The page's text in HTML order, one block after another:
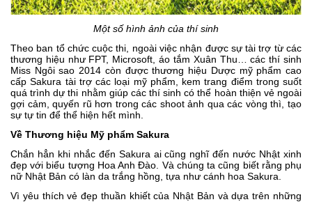
Một số hình ảnh của thí sinh
Theo ban tổ chức cuộc thi, ngoài việc nhận được sự tài trợ từ các
thương hiệu như FPT, Microsoft, áo tắm Xuân Thu… các thí sinh
Miss Ngôi sao 2014 còn được thương hiệu Dược mỹ phẩm cao
cấp Sakura tài trợ các loại mỹ phẩm, kem trang điểm trong suốt
quá trình dự thi nhằm giúp các thí sinh có thể hoàn thiện vẻ ngoài
gợi cảm, quyến rũ hơn trong các shoot ảnh qua các vòng thì, tạo
sự tự tin để thể hiện hết mình.
Về Thương hiệu Mỹ phẩm Sakura
Chắn hẳn khi nhắc đến Sakura ai cũng nghĩ đến nước Nhật xinh
đẹp với biểu tượng Hoa Anh Đào. Và chúng ta cũng biết rằng phụ
nữ Nhật Bản có làn da trắng hồng, tựa như cánh hoa Sakura.
Vì yêu thích vẻ đẹp thuần khiết của Nhật Bản và dựa trên những